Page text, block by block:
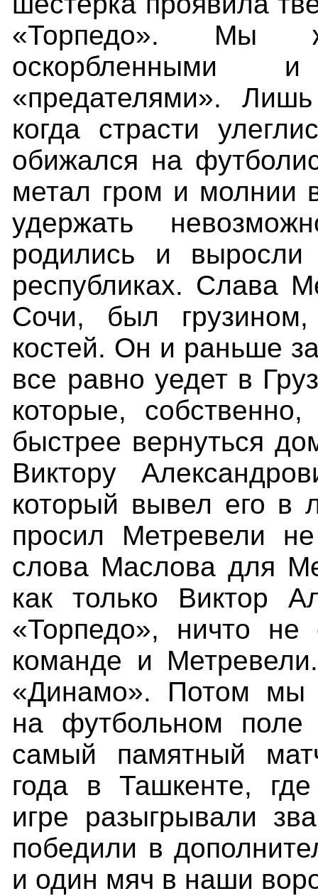
«Торпедо». Мы
оскорбленными
«предателями».
когда страсти
обижался на
метал гром и молнии
удержать
родились и выросли
республиках. Слава
Сочи, был
костей. Он и раньше
все равно уедет в
которые,
быстрее вернуться
Виктору
который вывел его в
просил Метревели
слова Маслова для
как только Виктор
«Торпедо», ничто
команде и
«Динамо». Потом мы
на футбольном поле
самый памятный
года в Ташкенте,
игре разыгрывали
победили в
и один мяч в наши